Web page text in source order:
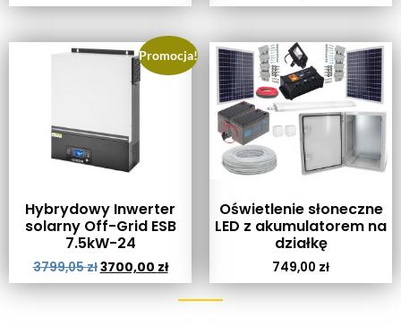
Promocja!
Hybrydowy Inwerter
solarny Off-Grid ESB
7.5kW-24
3799,05zł3700,00 zł
Oświetlenie słoneczne
LED z akumulatorem na
działkę
749,00 zł